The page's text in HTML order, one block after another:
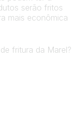
serão fritos
mais econômica
fritura da Marel?